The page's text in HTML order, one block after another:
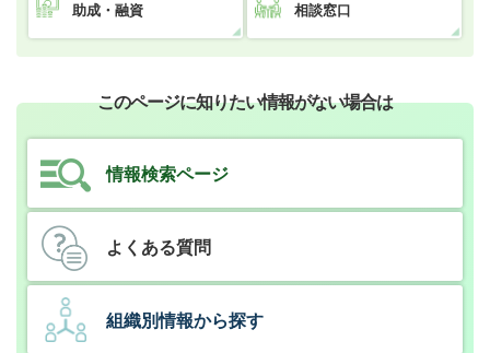
助成・融資 相談窓口
このページに知りたい情報がない場合は
情報検索ページ
よくある質問
組織別情報から探す